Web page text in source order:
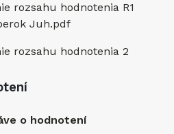
rozsahu hodnotenia R1
Juh.pdf
rozsahu hodnotenia 2
o hodnotení